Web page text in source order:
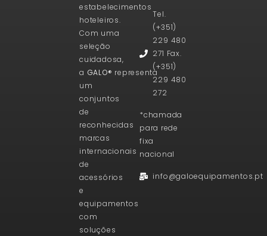
estabelecimentos
hoteleiros.
Com uma
seleção
cuidadosa,
a GALO® representa
um
conjuntos
de
reconhecidas
marcas
internacionais
de
acessórios
e
equipamentos
com
soluções
Tel.
(+351)
229 480
271 Fax.
(+351)
229 480
272
*chamada
para rede
fixa
nacional
info@galoequipamentos.pt